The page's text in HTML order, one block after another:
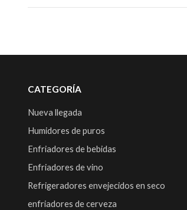
CATEGORÍA
Nueva llegada
Humidores de puros
Enfriadores de bebidas
Enfriadores de vino
Refrigeradores envejecidos en seco
enfriadores de cerveza